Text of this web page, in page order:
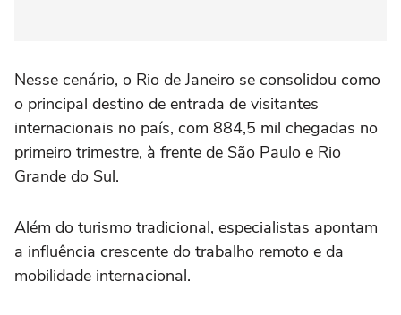
Nesse cenário, o Rio de Janeiro se consolidou como
o principal destino de entrada de visitantes
internacionais no país, com 884,5 mil chegadas no
primeiro trimestre, à frente de São Paulo e Rio
Grande do Sul.
Além do turismo tradicional, especialistas apontam
a influência crescente do trabalho remoto e da
mobilidade internacional.